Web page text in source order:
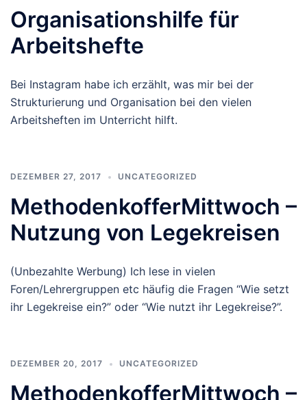
Organisationshilfe für
Arbeitshefte
Bei Instagram habe ich erzählt, was mir bei der
Strukturierung und Organisation bei den vielen
Arbeitsheften im Unterricht hilft.
DEZEMBER 27, 2017 UNCATEGORIZED
MethodenkofferMittwoch –
Nutzung von Legekreisen
(Unbezahlte Werbung) Ich lese in vielen
Foren/Lehrergruppen etc häufig die Fragen “Wie setzt
ihr Legekreise ein?” oder “Wie nutzt ihr Legekreise?”.
DEZEMBER 20, 2017 UNCATEGORIZED
MethodenkofferMittwoch –